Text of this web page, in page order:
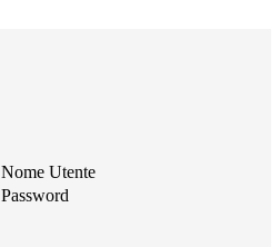
Nome Utente
Password